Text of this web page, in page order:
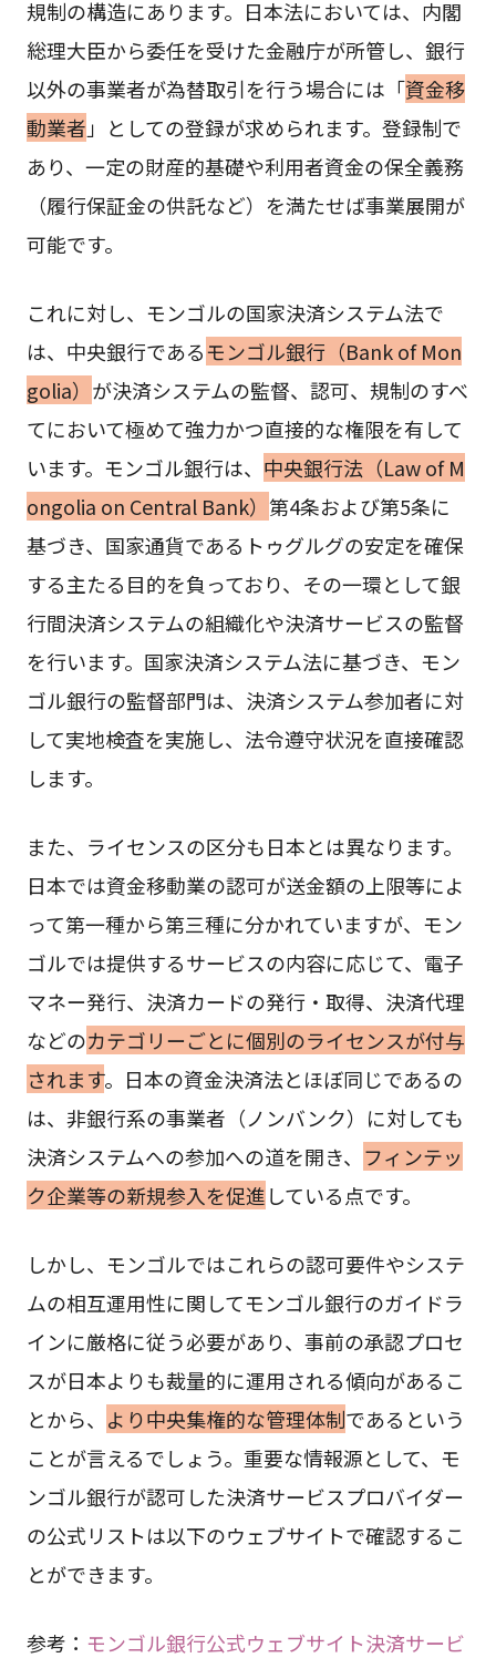
規制の構造にあります。日本法においては、内閣
総理大臣から委任を受けた金融庁が所管し、銀行
以外の事業者が為替取引を行う場合には「資金移
動業者」としての登録が求められます。登録制で
あり、一定の財産的基礎や利用者資金の保全義務
（履行保証金の供託など）を満たせば事業展開が
可能です。
これに対し、モンゴルの国家決済システム法で
は、中央銀行であるモンゴル銀行（Bank of Mon
golia） が決済システムの監督、認可、規制のすべ
てにおいて極めて強力かつ直接的な権限を有して
います。モンゴル銀行は、 中央銀行法（Law of M
ongolia on Central Bank） 第4条および第5条に
基づき、国家通貨であるトゥグルグの安定を確保
する主たる目的を負っており、その一環として銀
行間決済システムの組織化や決済サービスの監督
を行います。国家決済システム法に基づき、モン
ゴル銀行の監督部門は、決済システム参加者に対
して実地検査を実施し、法令遵守状況を直接確認
します。
また、ライセンスの区分も日本とは異なります。
日本では資金移動業の認可が送金額の上限等によ
って第一種から第三種に分かれていますが、モン
ゴルでは提供するサービスの内容に応じて、電子
マネー発行、決済カードの発行・取得、決済代理
などのカテゴリーごとに個別のライセンスが付与
されます。日本の資金決済法とほぼ同じであるの
は、非銀行系の事業者（ノンバンク）に対しても
決済システムへの参加への道を開き、 フィンテッ
ク企業等の新規参入を促進している点です。
しかし、モンゴルではこれらの認可要件やシステ
ムの相互運用性に関してモンゴル銀行のガイドラ
インに厳格に従う必要があり、事前の承認プロセ
スが日本よりも裁量的に運用される傾向があるこ
とから、 より中央集権的な管理体制であるという
ことが言えるでしょう。重要な情報源として、モ
ンゴル銀行が認可した決済サービスプロバイダー
の公式リストは以下のウェブサイトで確認するこ
とができます。
参考： モンゴル銀行公式ウェブサイト決済サービ